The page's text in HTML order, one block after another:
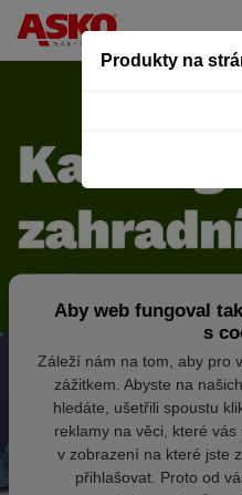
Produkty na
Aby web fungoval
s
Záleží nám na tom, aby pro
zážitkem. Abyste na
hledáte, ušetřili spoustu
reklamy na věci, které
v zobrazení na které jste
přihlašovat. Proto od